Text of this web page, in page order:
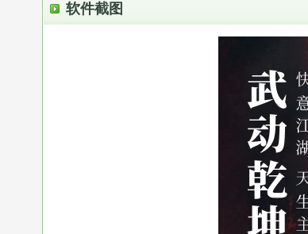
软件截图